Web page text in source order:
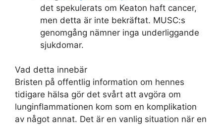
det spekulerats om Keaton haft cancer,
men detta är inte bekräftat. MUSC:s
genomgång nämner inga underliggande
sjukdomar.
Vad detta innebär
Bristen på offentlig information om hennes
tidigare hälsa gör det svårt att avgöra om
lunginflammationen kom som en komplikation
av något annat. Det är en vanlig situation när en